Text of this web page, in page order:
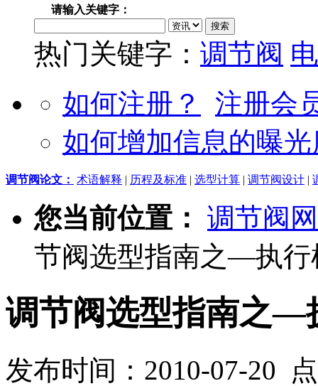
请输入关键字：
热门关键字： 调节阀
如何注册？
注册会
如何增加信息的曝
调节阀论文： 术语解释 | 历程及标准 | 选型计算 | 调节阀设计 |
您当前位置： 调节阀网
节阀选型指南之—执行
调节阀选型指南之—
发布时间：2010-07-20